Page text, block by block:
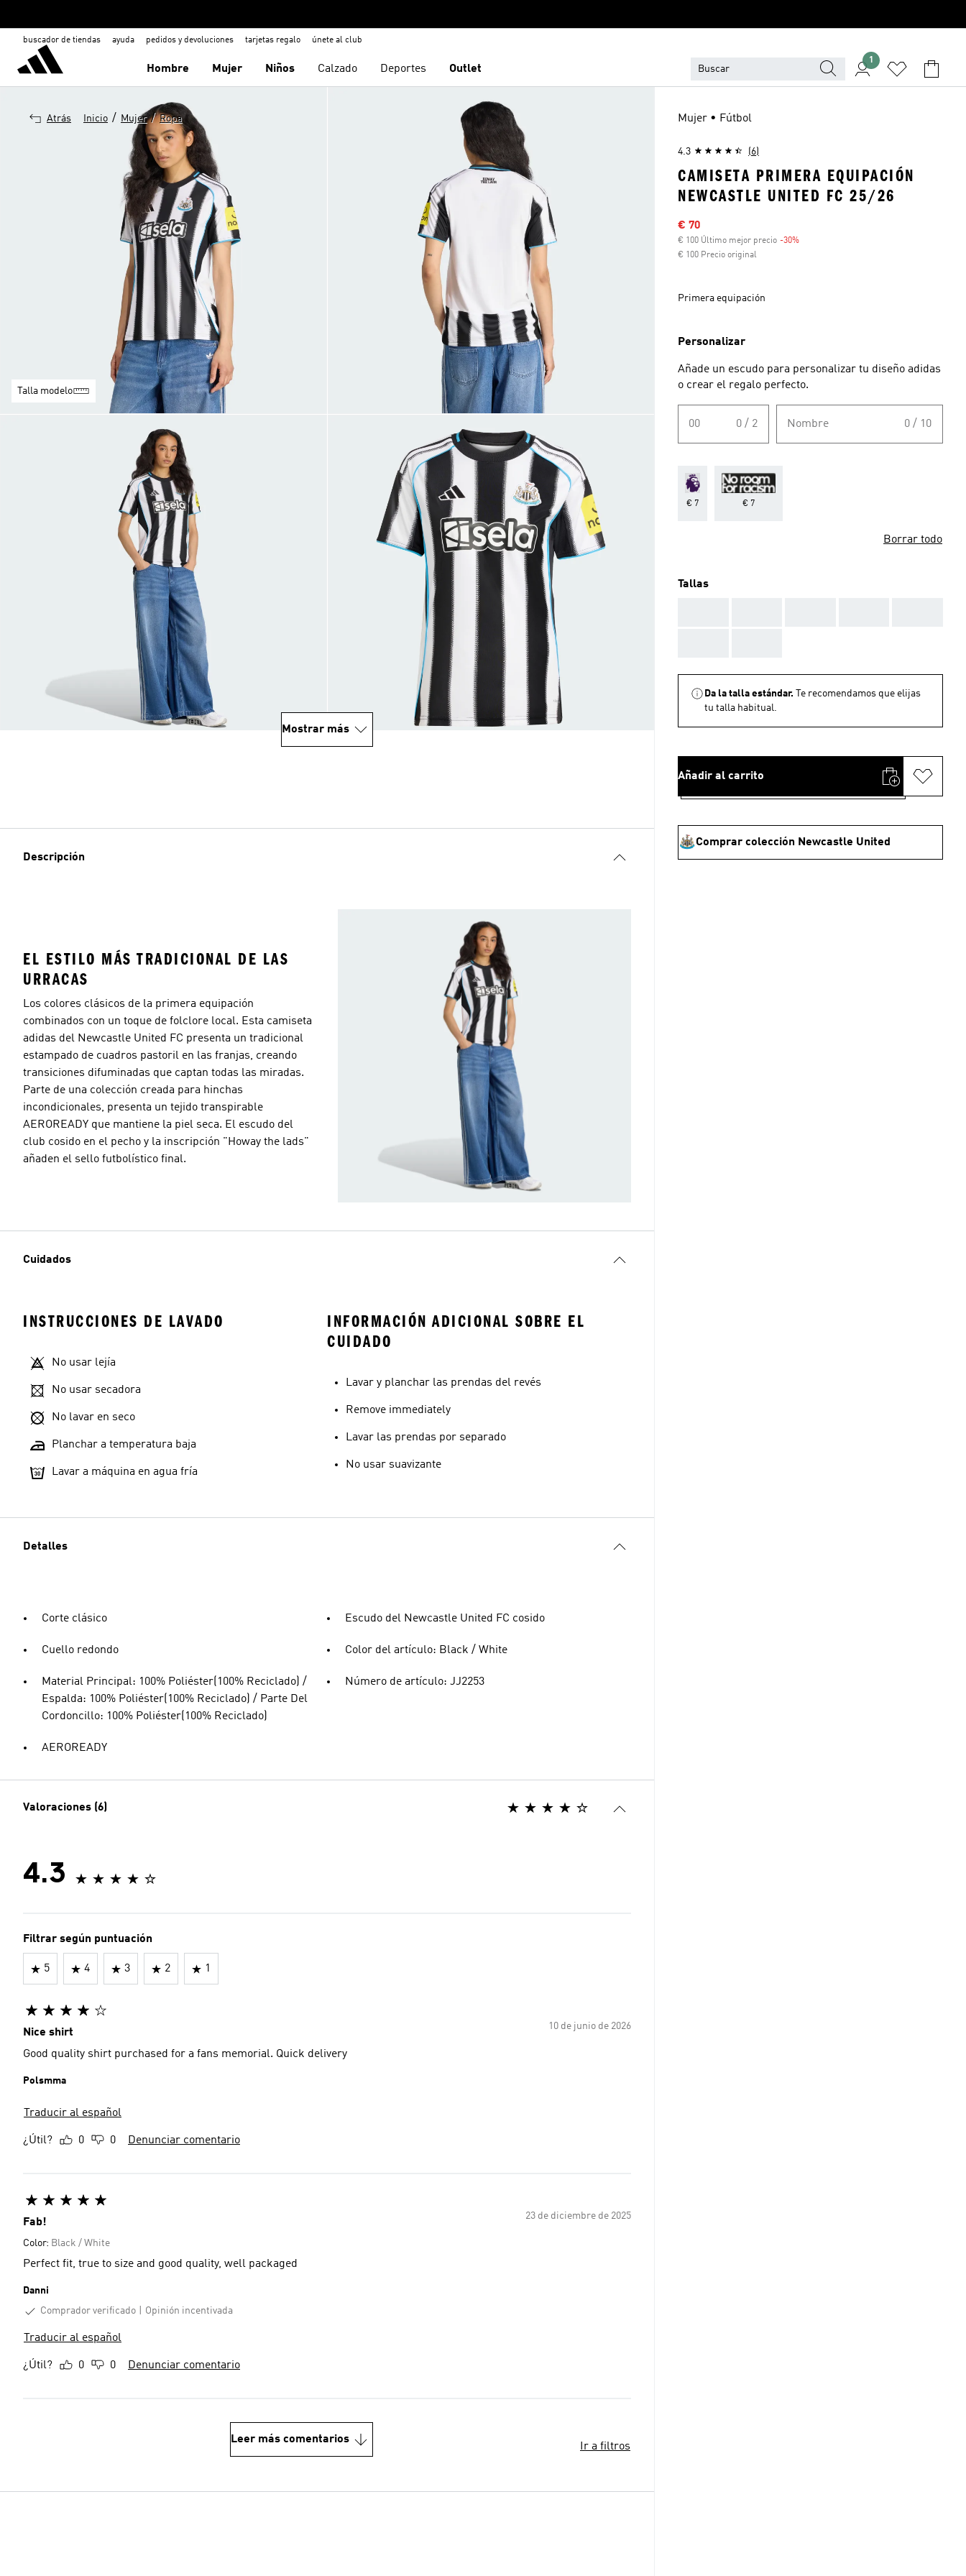
buscador de tiendas ayuda pedidos y devoluciones tarjetas regalo únete al club
Hombre Mujer Niños Calzado Deportes Outlet
1
Atrás Inicio / Mujer / Ropa
Talla modelo
Mostrar más
Descripción
EL ESTILO MÁS TRADICIONAL DE LAS
URRACAS
Los colores clásicos de la primera equipación
combinados con un toque de folclore local. Esta camiseta
adidas del Newcastle United FC presenta un tradicional
estampado de cuadros pastoril en las franjas, creando
transiciones difuminadas que captan todas las miradas.
Parte de una colección creada para hinchas
incondicionales, presenta un tejido transpirable
AEROREADY que mantiene la piel seca. El escudo del
club cosido en el pecho y la inscripción "Howay the lads"
añaden el sello futbolístico final.
Cuidados
INSTRUCCIONES DE LAVADO
No usar lejía
No usar secadora
No lavar en seco
Planchar a temperatura baja
Lavar a máquina en agua fría
INFORMACIÓN ADICIONAL SOBRE EL
CUIDADO
Lavar y planchar las prendas del revés
Remove immediately
Lavar las prendas por separado
No usar suavizante
Detalles
Corte clásico
Cuello redondo
Material Principal: 100% Poliéster(100% Reciclado) /
Espalda: 100% Poliéster(100% Reciclado) / Parte Del
Cordoncillo: 100% Poliéster(100% Reciclado)
AEROREADY
Escudo del Newcastle United FC cosido
Color del artículo: Black / White
Número de artículo: JJ2253
Valoraciones (6)
4.3
Filtrar según puntuación
5 4 3 2 1
10 de junio de 2026
Nice shirt
Good quality shirt purchased for a fans memorial. Quick delivery
Polsmma
Traducir al español
¿Útil? 0 0 Denunciar comentario
23 de diciembre de 2025
Fab!
Color: Black / White
Perfect fit, true to size and good quality, well packaged
Danni
Comprador verificado
Opinión incentivada
Traducir al español
¿Útil? 0 0 Denunciar comentario
Leer más comentarios
Ir a filtros
Mujer • Fútbol
4.3 (6)
CAMISETA PRIMERA EQUIPACIÓN
NEWCASTLE UNITED FC 25/26
Precio rebajado
€ 70
€ 100 Último mejor precio -30%
€ 100 Precio original
Primera equipación
Personalizar
Añade un escudo para personalizar tu diseño adidas
o crear el regalo perfecto.
00 0 / 2 Nombre 0 / 10
€ 7 € 7
Borrar todo
Tallas
Da la talla estándar.
Te recomendamos que elijas
tu talla habitual.
Añadir al carrito
Comprar colección Newcastle United